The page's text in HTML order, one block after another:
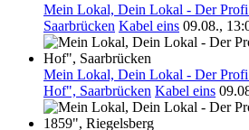
Mein Lokal, Dein Lokal - Der
Saarbrücken Kabel eins 09.08.,
Mein Lokal, Dein Lokal - Der
Hof", Saarbrücken Kabel eins